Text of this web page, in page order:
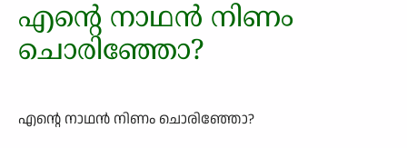
എന്റെ നാഥൻ നിണം
ചൊരിഞ്ഞോ?
എന്റെ നാഥൻ നിണം ചൊരിഞ്ഞോ?